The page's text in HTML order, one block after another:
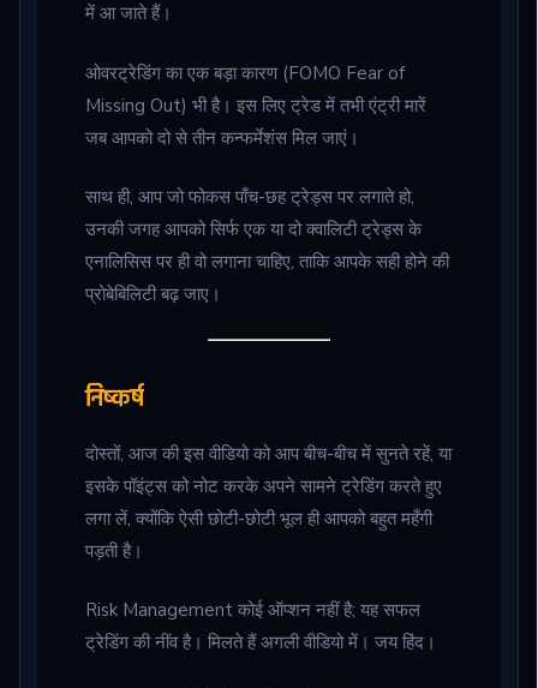
में आ जाते हैं।
ओवरट्रेडिंग का एक बड़ा कारण (FOMO Fear of
Missing Out) भी है। इस लिए ट्रेड में तभी एंट्री मारें
जब आपको दो से तीन कन्फर्मेशंस मिल जाएं।
साथ ही, आप जो फोकस पाँच-छह ट्रेड्स पर लगाते हो,
उनकी जगह आपको सिर्फ एक या दो क्वालिटी ट्रेड्स के
एनालिसिस पर ही वो लगाना चाहिए, ताकि आपके सही होने की
प्रोबेबिलिटी बढ़ जाए।
निष्कर्ष
दोस्तों, आज की इस वीडियो को आप बीच-बीच में सुनते रहें, या
इसके पॉइंट्स को नोट करके अपने सामने ट्रेडिंग करते हुए
लगा लें, क्योंकि ऐसी छोटी-छोटी भूल ही आपको बहुत महँगी
पड़ती है।
Risk Management कोई ऑप्शन नहीं है; यह सफल
ट्रेडिंग की नींव है। मिलते हैं अगली वीडियो में। जय हिंद।